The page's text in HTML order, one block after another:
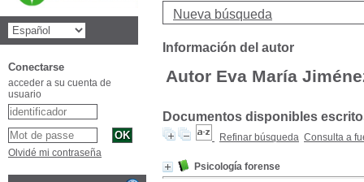
Nueva búsqueda
Información del autor
Autor Eva María
Documentos disponibles
Refinar búsqueda Consulta a
Psicología forense
Conectarse
acceder a su cuenta de
usuario
Olvidé mi contraseña